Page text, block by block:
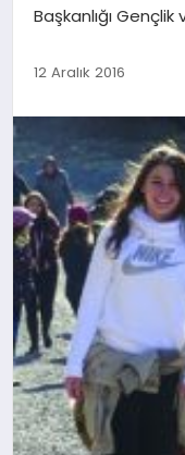
DÜNYA
YAZARLAR
KÜNYE
Başkanlığı
12 Aralık 2016